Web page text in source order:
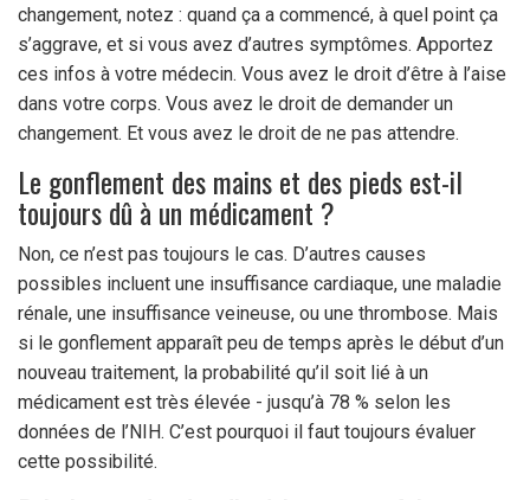
changement, notez : quand ça a commencé, à quel point ça
s’aggrave, et si vous avez d’autres symptômes. Apportez
ces infos à votre médecin. Vous avez le droit d’être à l’aise
dans votre corps. Vous avez le droit de demander un
changement. Et vous avez le droit de ne pas attendre.
Le gonflement des mains et des pieds est-il
toujours dû à un médicament ?
Non, ce n’est pas toujours le cas. D’autres causes
possibles incluent une insuffisance cardiaque, une maladie
rénale, une insuffisance veineuse, ou une thrombose. Mais
si le gonflement apparaît peu de temps après le début d’un
nouveau traitement, la probabilité qu’il soit lié à un
médicament est très élevée - jusqu’à 78 % selon les
données de l’NIH. C’est pourquoi il faut toujours évaluer
cette possibilité.